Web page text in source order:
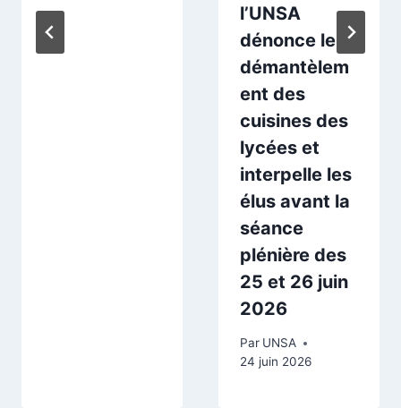
l’UNSA
dénonce le
démantèlem
ent des
cuisines des
lycées et
interpelle les
élus avant la
séance
plénière des
25 et 26 juin
2026
Par UNSA
24 juin 2026